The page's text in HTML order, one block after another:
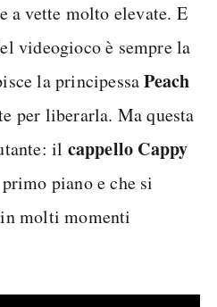
a vette molto elevate. E
videogioco è sempre la
la principessaPeach
per liberarla. Ma questa
il cappello Cappy
piano e che si
molti momenti